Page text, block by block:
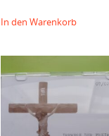
In den Warenkorb